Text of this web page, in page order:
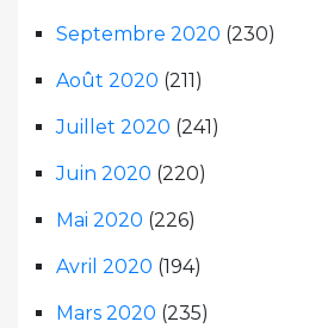
Septembre 2020 (230)
Août 2020 (211)
Juillet 2020 (241)
Juin 2020 (220)
Mai 2020 (226)
Avril 2020 (194)
Mars 2020 (235)